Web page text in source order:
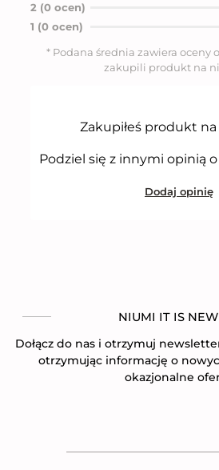
2 (0 ocen)
1 (0 ocen)
* Podana średnia zawiera oceny
zakupili produkt na
Zakupiłeś produkt
Podziel się z innymi opinią
Dodaj opinię
NIUMI IT IS
Dołącz do nas i otrzymuj
otrzymując informację o
okazjonalne